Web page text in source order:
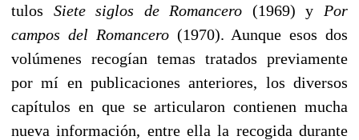
tulos Siete siglos de Romancero (1969) y Por
campos del Romancero (1970). Aunque esos dos
vo­lúmenes recogían temas tratados previamente
por mí en publicaciones anteriores, los diversos
capítulos en que se articularon contienen mucha
nueva información, entre ella la recogida du­rante